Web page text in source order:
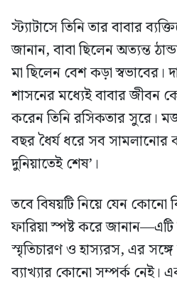
স্ট্যাটাসে তিনি তার বাবার
জানান, বাবা ছিলেন অত্যন্ত
মা ছিলেন বেশ কড়া স্বভাবের।
শাসনের মধ্যেই বাবার জীবন
করেন তিনি রসিকতার সুরে।
বছর ধৈর্য ধরে সব সামলানোর
দুনিয়াতেই শেষ’।
তবে বিষয়টি নিয়ে যেন কোনো
ফারিয়া স্পষ্ট করে
স্মৃতিচারণ ও হাস্যরস, এর সঙ্গে
ব্যাখ্যার কোনো সম্পর্ক নেই।